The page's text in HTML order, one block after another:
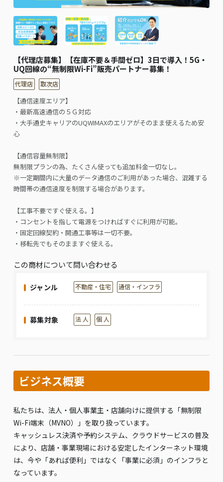
【代理店募集】【在庫不要＆手間ゼロ】3日で導入！5G・
UQ回線の“無制限Wi-Fi”販売パートナー募集！
代理店 取次店
【通信速度エリア】
・最新高速通信の５Ｇ対応
・大手通史キャリアのUQWIMAXのエリアがそのまま使えるため安
心
【通信容量無制限】
無制限プランの為、たくさん使っても追加料金一切なし。
※一定期間内に大量のデータ通信のご利用があった場合、混雑する
時間帯の通信速度を制限する場合があります。
【工事不要ですぐ使える。】
・コンセントを指して電源をつければすぐに利用が可能。
・固定回線契約・開通工事等は一切不要。
・移転先でもそのまますぐ使える。
この商材について問い合わせる
ジャンル 不動産・住宅 通信・インフラ
募集対象 法 人 個 人
ビジネス概要
私たちは、法人・個人事業主・店舗向けに提供する「無制限
Wi-Fi端末（MVNO）」を取り扱っています。
キャッシュレス決済や予約システム、クラウドサービスの普及
により、店舗・事業現場における安定したインターネット環境
は、今や「あれば便利」ではなく「事業に必須」のインフラと
なっています。